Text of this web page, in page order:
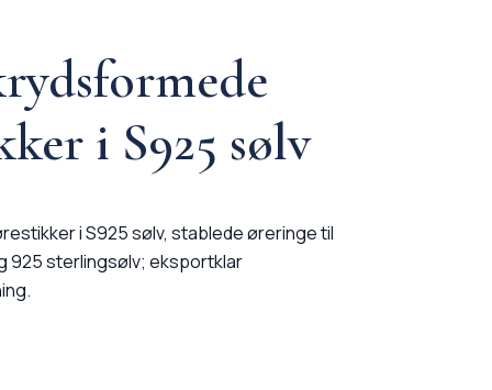
i S925 sølv
i S925 sølv, stablede øreringe til
925 sterlingsølv; eksportklar